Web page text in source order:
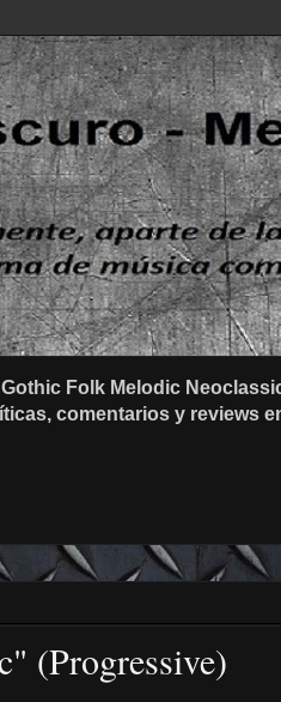
Folk Melodic
comentarios y reviews
(Progressive)